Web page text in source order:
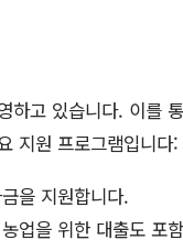
하고 있습니다. 이를
지원 프로그램입니다:
을 지원합니다.
업을 위한 대출도 포